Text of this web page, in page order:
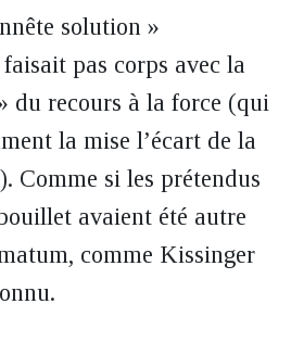
solution »
pas corps avec la
du recours à la force (qui
la mise l’écart de la
Comme si les prétendus
avaient été autre
comme Kissinger